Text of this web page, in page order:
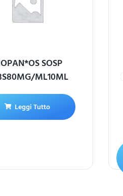
SOSP
ML10ML
Leggi Tutto